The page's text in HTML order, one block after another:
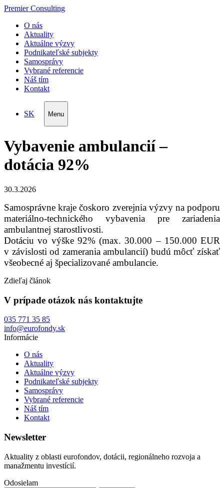
Premier Consulting
O nás
Aktuality
Aktuálne výzvy
Podnikateľské subjekty
Samosprávy
Vybrané referencie
Náš tím
Kontakt
SK Menu
Vybavenie ambulancií –
dotácia 92%
30.3.2026
Samosprávne kraje čoskoro zverejnia výzvy na podporu
materiálno-technického vybavenia pre zariadenia
ambulantnej starostlivosti.
Dotáciu vo výške 92% (max. 30.000 – 150.000 EUR
v závislosti od zamerania ambulancií) budú môcť získať
všeobecné aj špecializované ambulancie.
Zdieľaj článok
V prípade otázok nás kontaktujte
035 771 35 85
info@eurofondy.sk
Informácie
O nás
Aktuality
Aktuálne výzvy
Podnikateľské subjekty
Samosprávy
Vybrané referencie
Náš tím
Kontakt
Newsletter
Aktuality z oblasti eurofondov, dotácii, regionálneho rozvoja a
manažmentu investícií.
Odosielam